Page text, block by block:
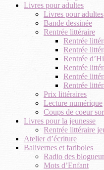
Livres pour adultes
Livres pour adultes
Bande dessinée
Rentrée littéraire
Rentrée
Rentrée
Rentrée
Rentrée
Rentrée
Rentrée
Prix littéraires
Lecture numérique
Coups de coeur
Livres pour la jeunesse
Rentrée littéraire
Atelier d’écriture
Balivernes et fariboles
Radio des
Mots d’Enfant